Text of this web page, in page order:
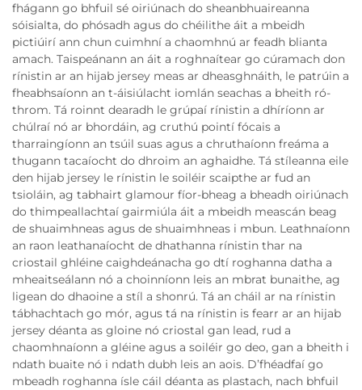
fhágann go bhfuil sé oiriúnach do sheanbhuaireanna
sóisialta, do phósadh agus do chéilithe áit a mbeidh
pictiúirí ann chun cuimhní a chaomhnú ar feadh blianta
amach. Taispeánann an áit a roghnaítear go cúramach don
rínistin ar an hijab jersey meas ar dheasghnáith, le patrúin a
fheabhsaíonn an t-áisiúlacht iomlán seachas a bheith ró-
throm. Tá roinnt dearadh le grúpaí rínistin a dhíríonn ar
chúlraí nó ar bhordáin, ag cruthú pointí fócais a
tharraingíonn an tsúil suas agus a chruthaíonn freáma a
thugann tacaíocht do dhroim an aghaidhe. Tá stíleanna eile
den hijab jersey le rínistin le soiléir scaipthe ar fud an
tsioláin, ag tabhairt glamour fíor-bheag a bheadh oiriúnach
do thimpeallachtaí gairmiúla áit a mbeidh meascán beag
de shuaimhneas agus de shuaimhneas i mbun. Leathnaíonn
an raon leathanaíocht de dhathanna rínistin thar na
criostail ghléine caighdeánacha go dtí roghanna datha a
mheaitseálann nó a choinníonn leis an mbrat bunaithe, ag
ligean do dhaoine a stíl a shonrú. Tá an cháil ar na rínistin
tábhachtach go mór, agus tá na rínistin is fearr ar an hijab
jersey déanta as gloine nó criostal gan lead, rud a
chaomhnaíonn a gléine agus a soiléir go deo, gan a bheith i
ndath buaite nó i ndath dubh leis an aois. D’fhéadfaí go
mbeadh roghanna ísle cáil déanta as plastach, nach bhfuil